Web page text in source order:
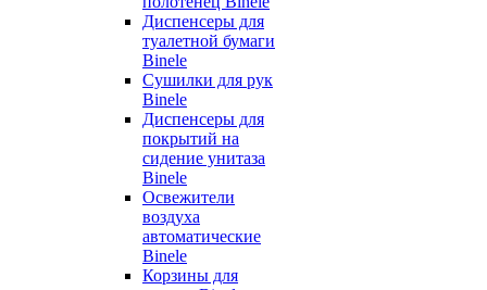
Диспенсеры для
туалетной бумаги
Binele
Сушилки для рук
Binele
Диспенсеры для
покрытий на
сидение унитаза
Binele
Освежители
воздуха
автоматические
Binele
Корзины для